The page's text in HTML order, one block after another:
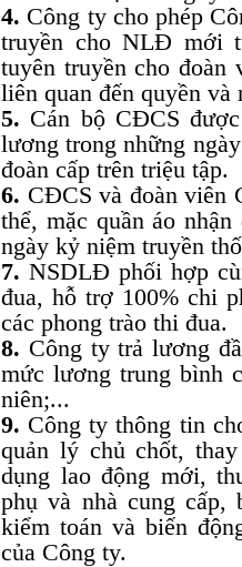
4. Công ty cho phép
truyền cho NLĐ mới
tuyên truyền cho
liên quan đến quyền
5. Cán bộ CĐCS
lương trong những
đoàn cấp trên triệu tập.
6. CĐCS và đoàn viên
thể, mặc quần áo
ngày kỷ niệm truyền
7. NSDLĐ phối hợp
đua, hỗ trợ 100% chi
các phong trào thi đua.
8. Công ty trả lương
mức lương trung bình
niên;...
9. Công ty thông tin
quản lý chủ chốt,
dụng lao động mới,
phụ và nhà cung cấp,
kiểm toán và biến
của Công ty.